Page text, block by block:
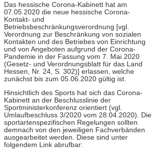
Das hessische Corona-Kabinett hat am
07.05.2020 die neue hessische Corona-
Kontakt- und
Betriebsbeschränkungsverordnung [vgl.
Verordnung zur Beschränkung von sozialen
Kontakten und des Betriebes von Einrichtung
und von Angeboten aufgrund der Corona-
Pandemie in der Fassung vom 7. Mai 2020
(Gesetz- und Verordnungsblatt für das Land
Hessen, Nr. 24, S. 302)] erlassen, welche
zunächst bis zum 05.06.2020 gültig ist.
Hinsichtlich des Sports hat sich das Corona-
Kabinett an der Beschlusslinie der
Sportministerkonferenz orientiert (vgl.
Umlaufbeschluss 3/2020 vom 28.04.2020). Die
sportartenspezifischen Regelungen sollten
demnach von den jeweiligen Fachverbänden
ausgearbeitet werden. Diese sind unter
folgendem Link abrufbar: